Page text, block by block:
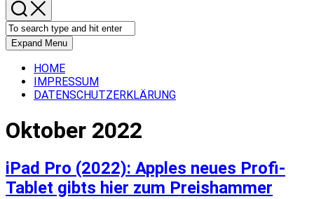
Expand Menu
HOME
IMPRESSUM
DATENSCHUTZERKLÄRUNG
Oktober 2022
iPad Pro (2022): Apples neues Profi-
Tablet gibts hier zum Preishammer